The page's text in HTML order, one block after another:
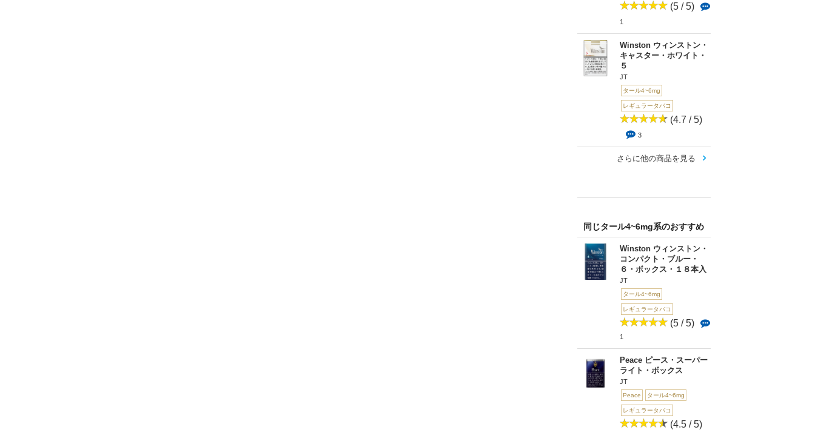
(5 / 5)
1
Winston ウィンストン・
キャスター・ホワイト・
５
JT
タール4~6mg
レギュラータバコ
(4.7 / 5)
3
さらに他の商品を見る
同じタール4~6mg系のおすすめ
Winston ウィンストン・
コンパクト・ブルー・
６・ボックス・１８本入
JT
タール4~6mg
レギュラータバコ
(5 / 5)
1
Peace ピース・スーパー
ライト・ボックス
JT
Peace タール4~6mg
レギュラータバコ
(4.5 / 5)